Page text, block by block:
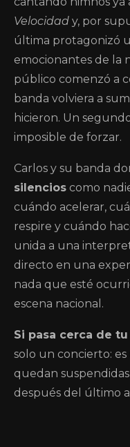
Velocidad y, por
última protagonizó
emocionantes de la
público comenzó a
banda volviera a
hicieron. Un
imposible de forzar.
Carlos y su banda
silencios como
cuándo acelerar,
respire y cuándo
unida a una
directo en una
nada que esté
escena nacional.
Si pasa cerca de
solo un concierto: es
quedan
después del último